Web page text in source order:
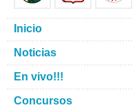
Inicio
Noticias
En vivo!!!
Concursos